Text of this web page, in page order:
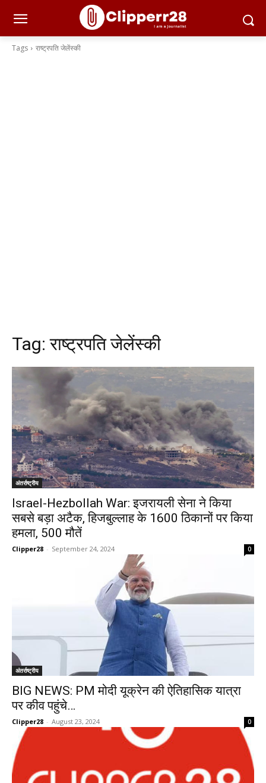
Tags राष्ट्रपति जेलेंस्की
Tag:राष्ट्रपति जेलेंस्की
अंतर्राष्ट्रीय
Israel-Hezbollah War: इजरायली सेना ने किया
सबसे बड़ा अटैक, हिजबुल्लाह के 1600 ठिकानों पर किया
हमला, 500 मौतें
Clipper28 - September 24, 2024 0
अंतर्राष्ट्रीय
BIG NEWS: PM मोदी यूक्रेन की ऐतिहासिक यात्रा
पर कीव पहुंचे…
Clipper28 - August 23, 2024 0